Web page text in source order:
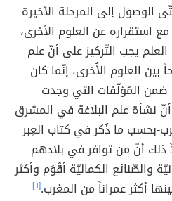
الوصول إلى المرحلة الأخيرة
استقراره عن العلوم الأخرى،
يجب التّركيز على أنّ علم
بين العلوم الأُخرى، إنّما كان
ضمن المُؤلّفات التي وجدت
أنّ نشأة علم البلاغة في المشرق
بحسب ما ذُكر في كتاب العِبر
ذلك أنّ من توافر في بلادهم
والصّنائع الكماليّة أقْوَم وأكثر
أكثر عمراناً من المغرب.[٦]